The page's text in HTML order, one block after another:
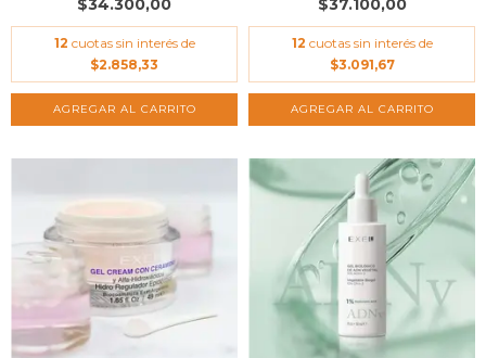
$34.300,00
12 cuotas sin interés de
$2.858,33
$37.100,00
12 cuotas sin interés de
$3.091,67
AGREGAR AL CARRITO